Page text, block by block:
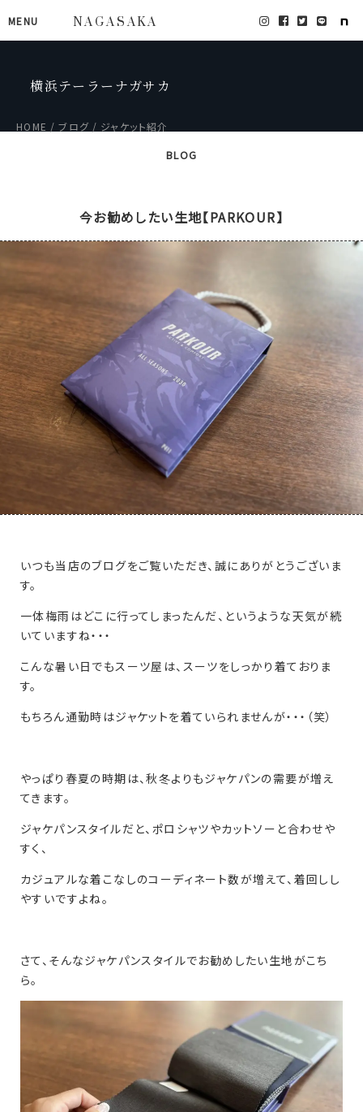
MENU NAGASAKA
横浜テーラーナガサカ
HOME ブログ ジャケット紹介
BLOG
今お勧めしたい生地【PARKOUR】
いつも当店のブログをご覧いただき、誠にありがとうございま
す。
一体梅雨はどこに行ってしまったんだ、というような天気が続
いていますね・・・
こんな暑い日でもスーツ屋は、スーツをしっかり着ておりま
す。
もちろん通勤時はジャケットを着ていられませんが・・・（笑）
やっぱり春夏の時期は、秋冬よりもジャケパンの需要が増え
てきます。
ジャケパンスタイルだと、ポロシャツやカットソーと合わせや
すく、
カジュアルな着こなしのコーディネート数が増えて、着回しし
やすいですよね。
さて、そんなジャケパンスタイルでお勧めしたい生地がこち
ら。